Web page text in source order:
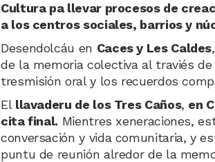
Cultura pa llevar procesos de
a los centros sociales, barrios y
Desendolcáu en Caces y Les Caldes
de la memoria colectiva al traviés
tresmisión oral y los recuerdos
El llavaderu de los Tres Caños, en
cita final. Mientres xeneraciones,
conversación y vida comunitaria, y
puntu de reunión alredor de la